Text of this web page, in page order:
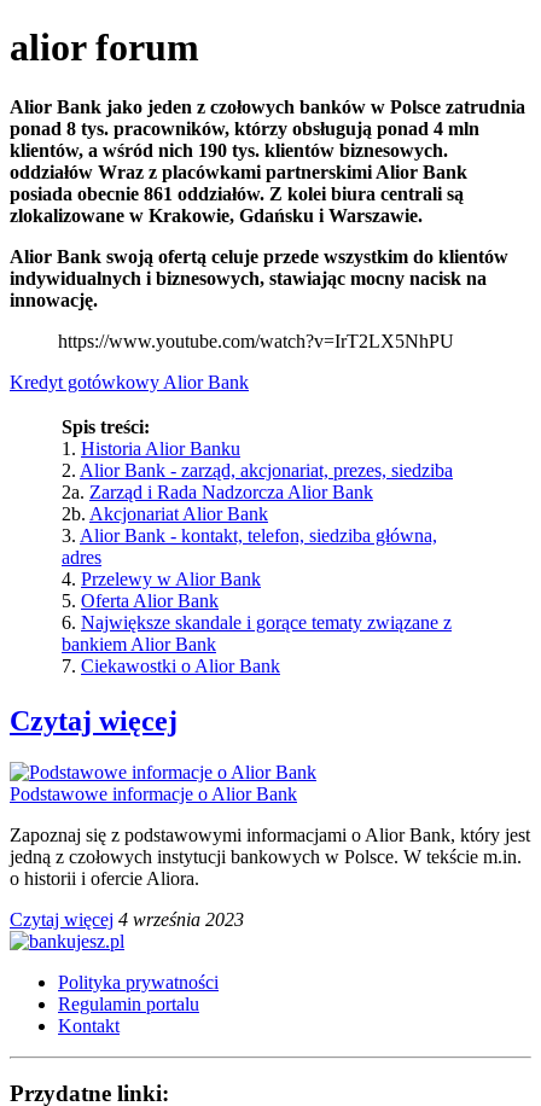
alior forum
Alior Bank jako jeden z czołowych banków w Polsce zatrudnia
ponad 8 tys. pracowników, którzy obsługują ponad 4 mln
klientów, a wśród nich 190 tys. klientów biznesowych.
oddziałów Wraz z placówkami partnerskimi Alior Bank
posiada obecnie 861 oddziałów. Z kolei biura centrali są
zlokalizowane w Krakowie, Gdańsku i Warszawie.
Alior Bank swoją ofertą celuje przede wszystkim do klientów
indywidualnych i biznesowych, stawiając mocny nacisk na
innowację.
https://www.youtube.com/watch?v=IrT2LX5NhPU
Kredyt gotówkowy Alior Bank
Spis treści:
1. Historia Alior Banku
2. Alior Bank - zarząd, akcjonariat, prezes, siedziba
2a. Zarząd i Rada Nadzorcza Alior Bank
2b. Akcjonariat Alior Bank
3. Alior Bank - kontakt, telefon, siedziba główna,
adres
4. Przelewy w Alior Bank
5. Oferta Alior Bank
6. Największe skandale i gorące tematy związane z
bankiem Alior Bank
7. Ciekawostki o Alior Bank
Czytaj więcej
Podstawowe informacje o Alior Bank
Zapoznaj się z podstawowymi informacjami o Alior Bank, który jest
jedną z czołowych instytucji bankowych w Polsce. W tekście m.in.
o historii i ofercie Aliora.
Czytaj więcej 4 września 2023
Polityka prywatności
Regulamin portalu
Kontakt
Przydatne linki: